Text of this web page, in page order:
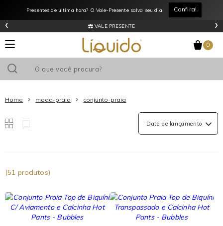
Moda
Praia
Conjunto
Presentes de última hora? O Vale-Presente salva seu dia! Confira!
VALE PRESENTE
‹ ›
0
Home moda-praia conjunto-praia
(51 produtos)